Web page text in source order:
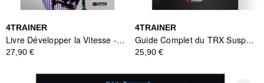
4TRAINER
Livre Développer la Vitesse - Guide Entraînement - 4TRAINER
27,90 €
4TRAINER
Guide Complet du TRX Suspension Training 2ème Édition - 4TRAINER
25,90 €